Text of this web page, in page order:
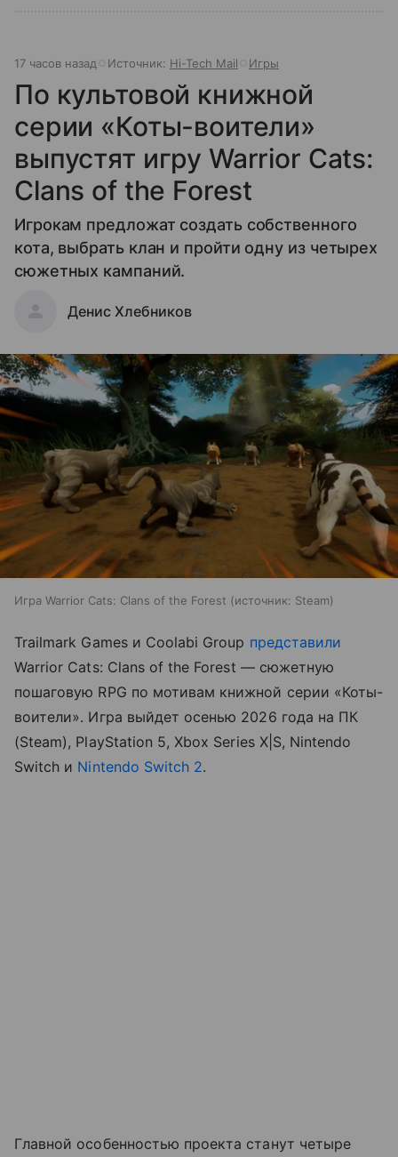
17 часов назад Источник: Hi-Tech Mail Игры
По культовой книжной
серии «Коты-воители»
выпустят игру Warrior Cats:
Clans of the Forest
Игрокам предложат создать собственного
кота, выбрать клан и пройти одну из четырех
сюжетных кампаний.
Денис Хлебников
Игра Warrior Cats: Clans of the Forest источник: Steam
Trailmark Games и Coolabi Group представили
Warrior Cats: Clans of the Forest — сюжетную
пошаговую RPG по мотивам книжной серии «Коты-
воители». Игра выйдет осенью 2026 года на ПК
(Steam), PlayStation 5, Xbox Series X|S, Nintendo
Switch и Nintendo Switch 2.
Главной особенностью проекта станут четыре